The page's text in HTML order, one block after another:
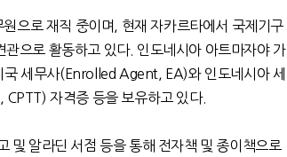
으로 재직 중이며
현재 자카르타에서 국제기구
관으로 활동하고 있다. 인도네시아 아트마자야 가
국 세무사(Enrolled Agent, EA)와 인도네시아 세
CPTT)자격증 등을 보유하고 있다.
및 알라딘 서점 등을 통해 전자책 및 종이책으로